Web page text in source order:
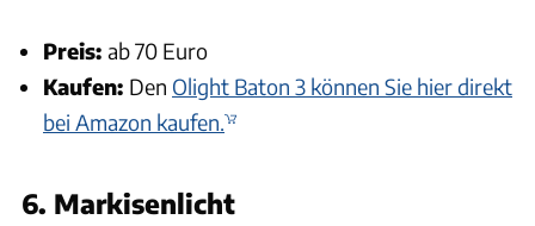
Preis: ab 70 Euro
Kaufen: Den Olight Baton 3 können Sie hier direkt
bei Amazon kaufen.
6. Markisenlicht